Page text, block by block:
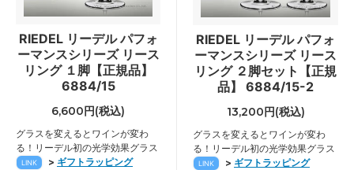
RIEDEL リーデル パフォ
ーマンスシリーズ リース
リング １脚【正規品】
6884/15
6,600円(税込)
グラスを変えるとワインが変わ
る！リーデル初の光学効果グラス
LINK > ギフトラッピング
RIEDEL リーデル パフォ
ーマンスシリーズ リース
リング ２脚セット【正規
品】 6884/15-2
13,200円(税込)
グラスを変えるとワインが変わ
る！リーデル初の光学効果グラス
LINK > ギフトラッピング